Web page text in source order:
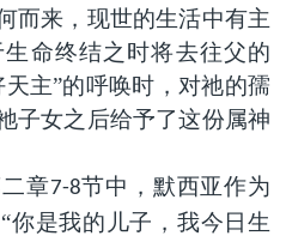
而来，现世的生活中有主
命终结之时将去往父的
主”的呼唤时，对祂的孺
子女之后给予了这份属神
章7-8节中，默西亚作为
你是我的儿子，我今日生